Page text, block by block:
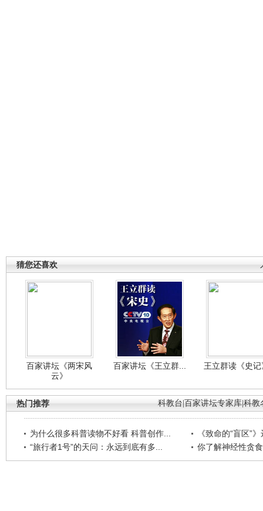
猜您还喜欢
百家讲坛《两宋风
云》
百家讲坛《王立群... 王立群读《史
科教台 百家讲坛专家库 科教
热门推荐
为什么很多科普读物不好看 科普创作...
《致命的“盲区”
“旅行者1号”的天问：永远到底有多...
你了解神经性贪